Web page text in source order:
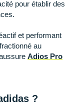
pour établir des
et performant
au
Adios Pro
?